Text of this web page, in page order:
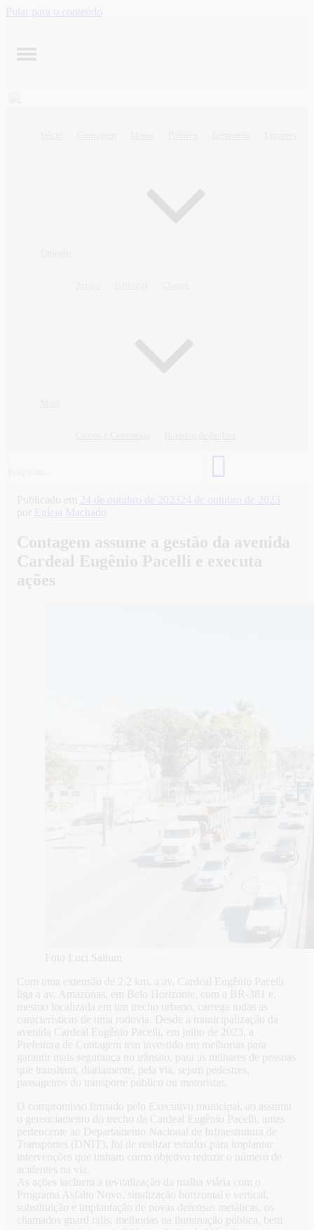
Pular para o conteúdo
Publicado em 24 de outubro de 2023 24 de outubro de 2023
por
Egleia Machado
Contagem assume a gestão da avenida
Cardeal Eugênio Pacelli e executa
ações
Foto Luci Sallum
Com uma extensão de 2,2 km, a av. Cardeal Eugênio Pacelli
liga a av. Amazonas, em Belo Horizonte, com a BR-381 e,
mesmo localizada em um trecho urbano, carrega todas as
características de uma rodovia. Desde a municipalização da
avenida Cardeal Eugênio Pacelli, em julho de 2023, a
Prefeitura de Contagem tem investido em melhorias para
garantir mais segurança no trânsito, para as milhares de pessoas
que transitam, diariamente, pela via, sejam pedestres,
passageiros do transporte público ou motoristas.
O compromisso firmado pelo Executivo municipal, ao assumir
o gerenciamento do trecho da Cardeal Eugênio Pacelli, antes
pertencente ao Departamento Nacional de Infraestrutura de
Transportes (DNIT), foi de realizar estudos para implantar
intervenções que tinham como objetivo reduzir o número de
acidentes na via.
As ações incluem a revitalização da malha viária com o
Programa Asfalto Novo, sinalização horizontal e vertical,
substituição e implantação de novas defensas metálicas, os
chamados guard ralis, melhorias na iluminação pública, bem